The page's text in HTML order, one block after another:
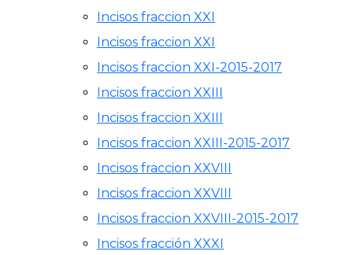
Incisos fraccion XXI
Incisos fraccion XXI
Incisos fraccion XXI-2015-2017
Incisos fraccion XXIII
Incisos fraccion XXIII
Incisos fraccion XXIII-2015-2017
Incisos fraccion XXVIII
Incisos fraccion XXVIII
Incisos fraccion XXVIII-2015-2017
Incisos fracción XXXI